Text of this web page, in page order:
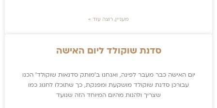
מעניין, רוצה עוד »
סדנת שוקולד ליום האישה
יום האישה כבר מעבר לפינה, ואנחנו ב׳מותק סדנאות שוקולד׳ הכנו
עבורכן סדנת שוקולד מושקעת ומפנקת, כך שתוכלו לחגוג כמו
שצריך ולהנות מהיום המיוחד הזה שנועד